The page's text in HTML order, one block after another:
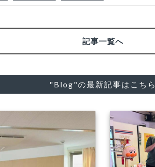
記事一覧へ
"Blog"の最新記事はこちら